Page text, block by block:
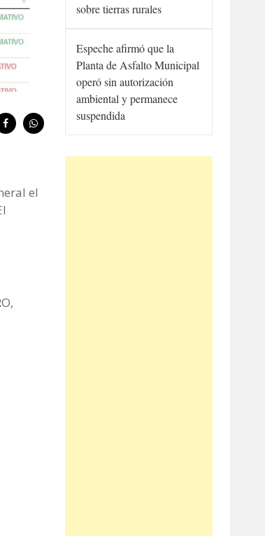
el
sobre tierras rurales
Espeche afirmó que la
Planta de Asfalto Municipal
operó sin autorización
ambiental y permanece
suspendida